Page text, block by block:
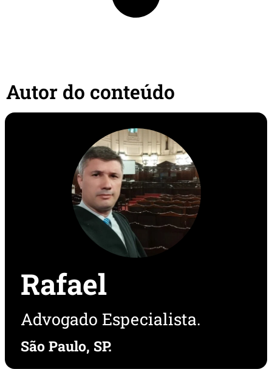
Autor do conteúdo​
Rafael
Advogado Especialista.
São Paulo, SP.